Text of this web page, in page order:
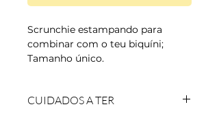
Scrunchie estampando para
combinar com o teu biquíni;
Tamanho único.
CUIDADOS A TER